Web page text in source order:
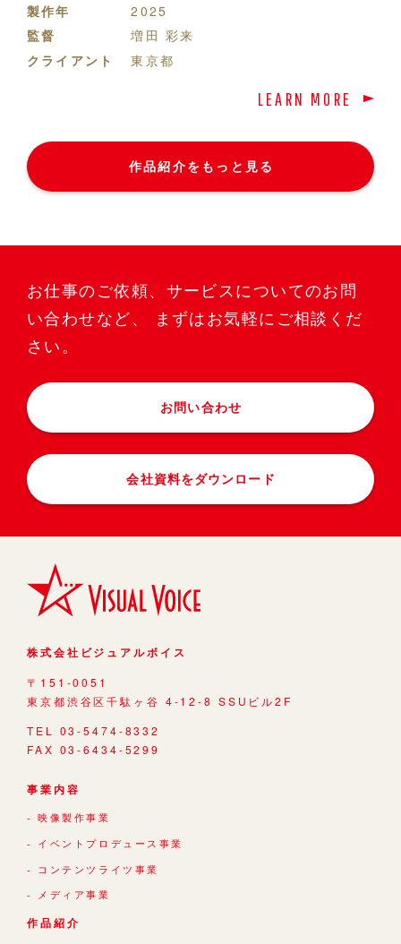
製作年
2025
監督
増田 彩来
クライアント
東京都
LEARN MORE
作品紹介をもっと見る
お仕事のご依頼、サービスについてのお問
い合わせなど、
まずはお気軽にご相談くだ
さい。
お問い合わせ
会社資料をダウンロード
株式会社ビジュアルボイス
〒151-0051
東京都渋谷区千駄ヶ谷 4-12-8 SSUビル2F
TEL 03-5474-8332
FAX 03-6434-5299
事業内容
映像製作事業
イベントプロデュース事業
コンテンツライツ事業
メディア事業
作品紹介